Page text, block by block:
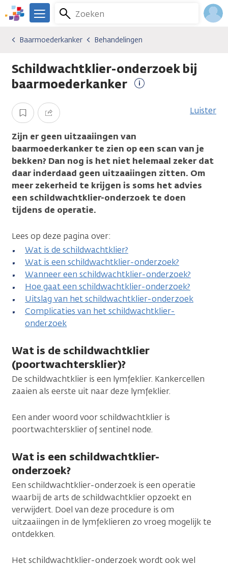
Overslaan
en
gaan
We
er
je.
Kanker.nl
Zoeken
Menu
Kankersoorten
Baarmoederkanker
Behandelingen
Baarmoederkanker Behandelingen
Schildwachtklier-onderzoek bij
baarmoederkanker
Opslaan Delen Luister
Zijn er geen uitzaaiingen van
baarmoederkanker te zien op een scan van je
bekken? Dan nog is het niet helemaal zeker dat
daar inderdaad geen uitzaaiingen zitten. Om
meer zekerheid te krijgen is soms het advies
een schildwachtklier-onderzoek te doen
tijdens de operatie.
Lees op deze pagina over:
Wat is de schildwachtklier?
Wat is een schildwachtklier-onderzoek?
Wanneer een schildwachtklier-onderzoek?
Hoe gaat een schildwachtklier-onderzoek?
Uitslag van het schildwachtklier-onderzoek
Complicaties van het schildwachtklier-
onderzoek
Wat is de schildwachtklier
(poortwachtersklier)?
De schildwachtklier is een lymfeklier. Kankercellen
zaaien als eerste uit naar deze lymfeklier.
Een ander woord voor schildwachtklier is
poortwachtersklier of sentinel node.
Wat is een schildwachtklier-
onderzoek?
Een schildwachtklier-onderzoek is een operatie
waarbij de arts de schildwachtklier opzoekt en
verwijdert. Doel van deze procedure is om
uitzaaiingen in de lymfeklieren zo vroeg mogelijk te
ontdekken.
Het schildwachtklier-onderzoek wordt ook wel